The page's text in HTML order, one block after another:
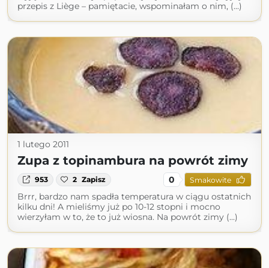
przepis z Liège – pamiętacie, wspominałam o nim, (...)
1 lutego 2011
Zupa z topinambura na powrót zimy
953 2 Zapisz 0 Smakowite
Brrr, bardzo nam spadła temperatura w ciągu ostatnich
kilku dni! A mieliśmy już po 10-12 stopni i mocno
wierzyłam w to, że to już wiosna. Na powrót zimy (...)